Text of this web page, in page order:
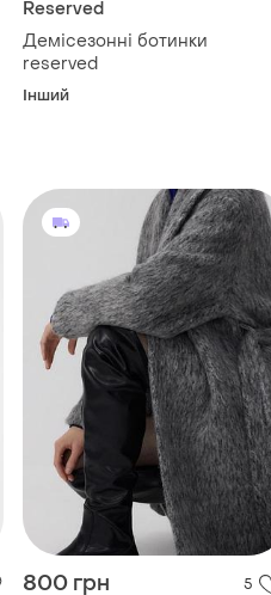
Reserved
Демісезонні ботинки
reserved
Інший
800 грн 5